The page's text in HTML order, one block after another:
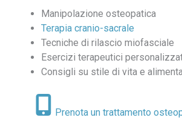
Manipolazione osteopatica
Terapia cranio-sacrale
Tecniche di rilascio miofasciale
Esercizi terapeutici
Consigli su stile di vita e
Prenota un trattamento